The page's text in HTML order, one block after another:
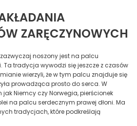
ZARĘCZYNOWYCH
noszony jest na palcu
Ta tradycja wywodzi się jeszcze z czasów
wierzyli, że w tym palcu znajduje się
prowadząca prosto do serca. W
Niemcy czy Norwegia, pierścionek
na palcu serdecznym prawej dłoni. Ma
tradycjach, które podkreślają